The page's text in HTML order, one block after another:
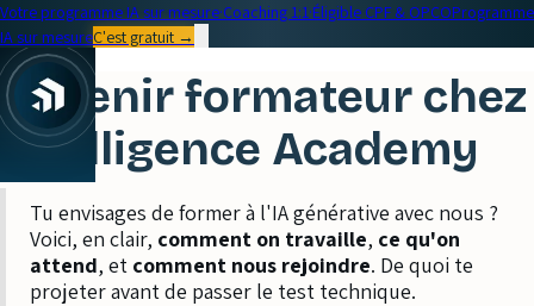
Votre programme IA sur mesure·Coaching 1:1·Éligible CPF & OPCOProgramme
IA sur mesureC'est gratuit →
Devenir formateur chez
Intelligence Academy
Tu envisages de former à l'IA générative avec nous ?
Voici, en clair, comment on travaille, ce qu'on
attend, et comment nous rejoindre. De quoi te
projeter avant de passer le test technique.